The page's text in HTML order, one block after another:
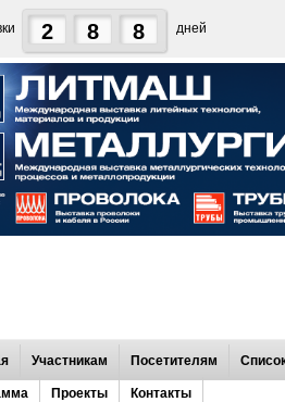
2 8 8 дней
Участникам Посетителям
Проекты Контакты